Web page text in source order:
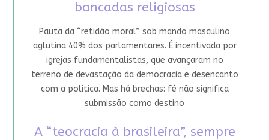
bancadas religiosas
Pauta da “retidão moral” sob mando masculino
aglutina 40% dos parlamentares. É incentivada por
igrejas fundamentalistas, que avançaram no
terreno de devastação da democracia e desencanto
com a política. Mas há brechas: fé não significa
submissão como destino
A “teocracia à brasileira”, sempre